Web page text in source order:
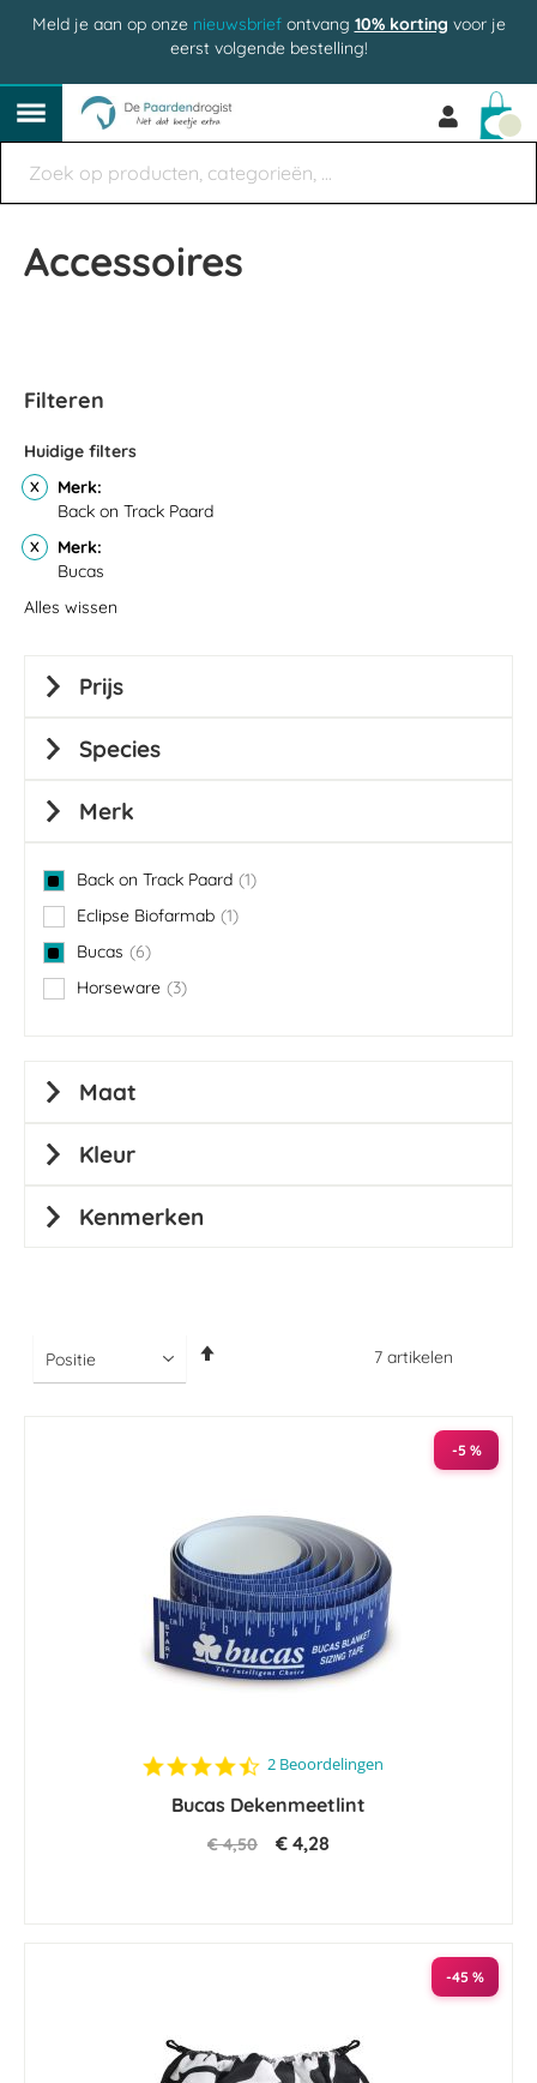
Meld je aan op onze nieuwsbriefontvang 10% korting voor je
eerst volgende bestelling!
Accessoires
7 artikelen
-5 %
4.5
rating
2 Beoordelingen
Bucas Dekenmeetlint
€ 4,50 € 4,28
-45 %
Filteren
Huidige filters
Merk
Back on Track Paard
Merk
Bucas
Alles wissen
Prijs
Species
Merk
Back on Track Paard 1
item
Eclipse Biofarmab 1
item
Bucas
6
items
Horseware
3
items
Maat
Kleur
Kenmerken